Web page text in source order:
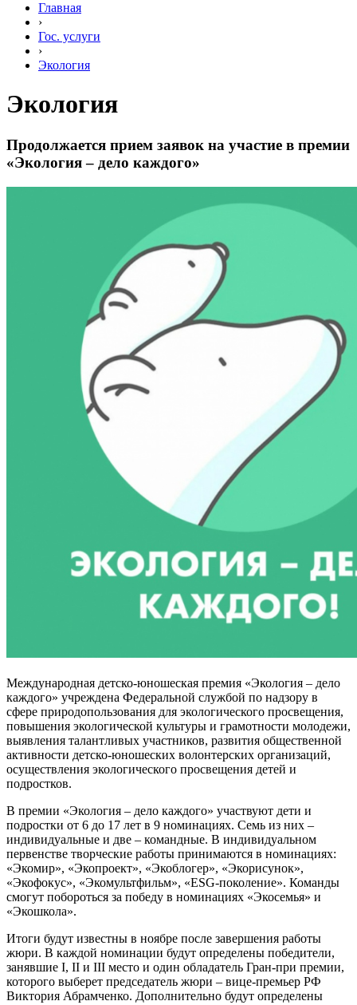
Главная
›
Гос. услуги
›
Экология
Экология
Продолжается прием заявок на участие в премии
«Экология – дело каждого»
Международная детско-юношеская премия «Экология – дело
каждого» учреждена Федеральной службой по надзору в
сфере природопользования для экологического просвещения,
повышения экологической культуры и грамотности молодежи,
выявления талантливых участников, развития общественной
активности детско-юношеских волонтерских организаций,
осуществления экологического просвещения детей и
подростков.
В премии «Экология – дело каждого» участвуют дети и
подростки от 6 до 17 лет в 9 номинациях. Семь из них –
индивидуальные и две – командные. В индивидуальном
первенстве творческие работы принимаются в номинациях:
«Экомир», «Экопроект», «Экоблогер», «Экорисунок»,
«Экофокус», «Экомультфильм», «ESG-поколение». Команды
смогут побороться за победу в номинациях «Экосемья» и
«Экошкола».
Итоги будут известны в ноябре после завершения работы
жюри. В каждой номинации будут определены победители,
занявшие I, II и III место и один обладатель Гран-при премии,
которого выберет председатель жюри – вице-премьер РФ
Виктория Абрамченко. Дополнительно будут определены